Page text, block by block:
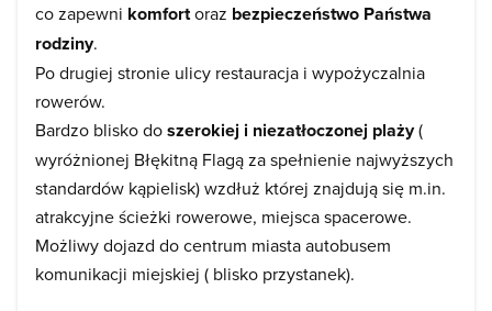
cozapewni komfortoraz bezpieczeństwo Państwa
rodziny.
Po drugiej stronie ulicy restauracja i wypożyczalnia
rowerów.
Bardzo blisko doszerokiej i niezatłoczonej plaży(
wyróżnionej Błękitną Flagą za spełnienie najwyższych
standardów kąpielisk) wzdłuż której znajdują się m.in.
atrakcyjne ścieżki rowerowe, miejsca spacerowe.
Możliwy dojazd do centrum miasta autobusem
komunikacji miejskiej ( blisko przystanek).